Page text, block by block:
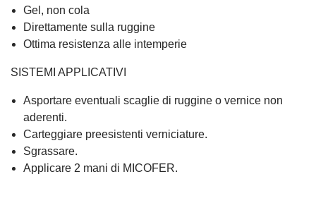
Gel, non cola
Direttamente sulla ruggine
Ottima resistenza alle intemperie
SISTEMI APPLICATIVI
Asportare eventuali scaglie di ruggine o vernice non
aderenti.
Carteggiare preesistenti verniciature.
Sgrassare.
Applicare 2 mani di MICOFER.